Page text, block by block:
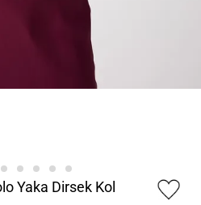
Yaka Dirsek Kol